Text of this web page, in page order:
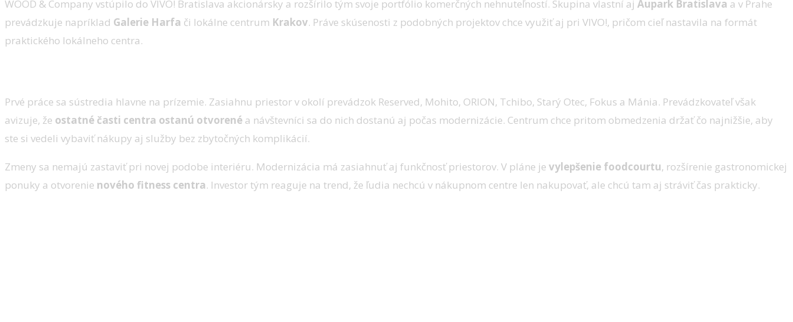
WOOD & Company vstúpilo do VIVO! Bratislava akcionársky a rozšírilo tým svoje portfólio komerčných nehnuteľností. Skupina vlastní aj Aupark Bratislava a v Prahe
prevádzkuje napríklad Galerie Harfa či lokálne centrum Krakov. Práve skúsenosti z podobných projektov chce využiť aj pri VIVO!, pričom cieľ nastavila na formát
praktického lokálneho centra.
Prvé práce sa sústredia hlavne na prízemie. Zasiahnu priestor v okolí prevádzok Reserved, Mohito, ORION, Tchibo, Starý Otec, Fokus a Mánia. Prevádzkovateľ však
avizuje, že ostatné časti centra ostanú otvorené a návštevníci sa do nich dostanú aj počas modernizácie. Centrum chce pritom obmedzenia držať čo najnižšie, aby
ste si vedeli vybaviť nákupy aj služby bez zbytočných komplikácií.
Zmeny sa nemajú zastaviť pri novej podobe interiéru. Modernizácia má zasiahnuť aj funkčnosť priestorov. V pláne je vylepšenie foodcourtu, rozšírenie gastronomickej
ponuky a otvorenie nového fitness centra. Investor tým reaguje na trend, že ľudia nechcú v nákupnom centre len nakupovať, ale chcú tam aj stráviť čas prakticky.